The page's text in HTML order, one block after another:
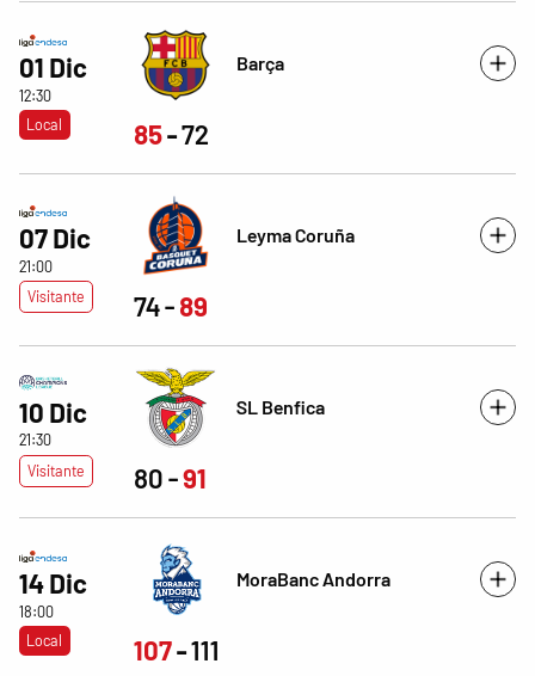
01 Dic
12:30
Local
Barça
85 72
07 Dic
21:00
Visitante
Leyma Coruña
74 89
10 Dic
21:30
Visitante
SL Benfica
80 91
14 Dic
18:00
Local
MoraBanc Andorra
107 111